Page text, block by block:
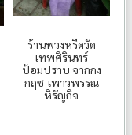
ร้านพวงหรีดวัด
เทพศิรินทร์
ป้อมปราบ จากกง
กฤช-เพาวพรรณ
หิรัญกิจ